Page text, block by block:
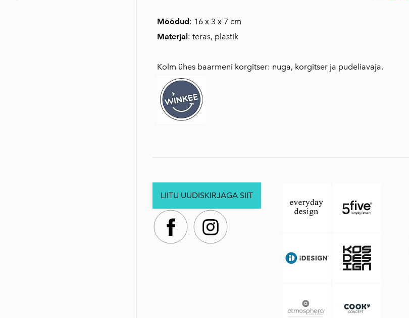
Mõõdud: 16 x 3 x 7 cm
Materjal : teras, plastik
Kolm ühes baarmeni korgitser: nuga, korgitser ja pudeliavaja.
LIITU UUDISKIRJAGA SIIT